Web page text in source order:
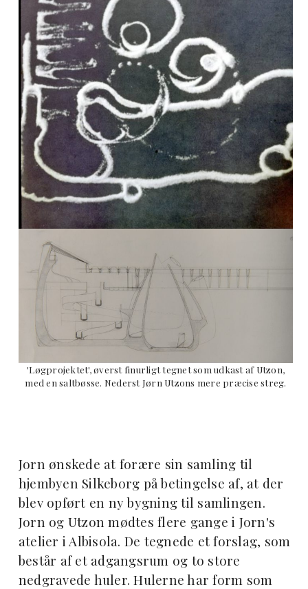
'Løgprojektet', øverst finurligt tegnet som udkast af Utzon,
med en saltbøsse. Nederst Jørn Utzons mere præcise streg.
Jorn ønskede at forære sin samling til
hjembyen Silkeborg på betingelse af, at der
blev opført en ny bygning til samlingen.
Jorn og Utzon mødtes flere gange i Jorn's
atelier i Albisola. De tegnede et forslag, som
består af et adgangsrum og to store
nedgravede huler. Hulerne har form som